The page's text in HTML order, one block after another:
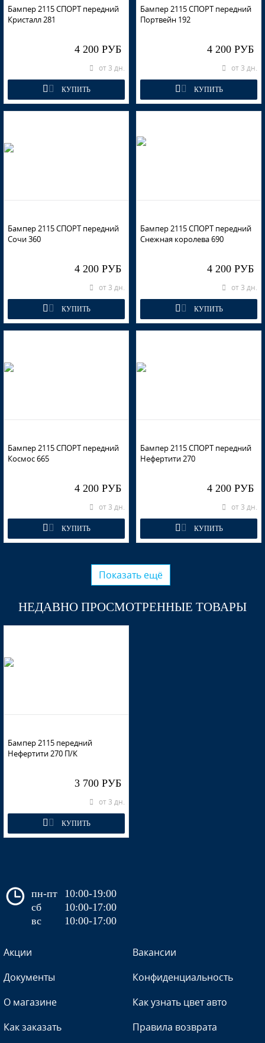
Бампер 2115 СПОРТ передний
Кристалл 281
4 200 РУБ
от 3 дн.
КУПИТЬ
Бампер 2115 СПОРТ передний
Портвейн 192
4 200 РУБ
от 3 дн.
КУПИТЬ
Бампер 2115 СПОРТ передний
Сочи 360
4 200 РУБ
от 3 дн.
КУПИТЬ
Бампер 2115 СПОРТ передний
Снежная королева 690
4 200 РУБ
от 3 дн.
КУПИТЬ
Бампер 2115 СПОРТ передний
Космос 665
4 200 РУБ
от 3 дн.
КУПИТЬ
Бампер 2115 СПОРТ передний
Нефертити 270
4 200 РУБ
от 3 дн.
КУПИТЬ
Показать ещё
НЕДАВНО ПРОСМОТРЕННЫЕ ТОВАРЫ
Бампер 2115 передний
Нефертити 270 П/К
3 700 РУБ
от 3 дн.
КУПИТЬ
пн-пт 10:00-19:00
сб
10:00-17:00
вс
10:00-17:00
Акции
Вакансии
Документы
Конфиденциальность
О магазине
Как узнать цвет авто
Как заказать
Правила возврата